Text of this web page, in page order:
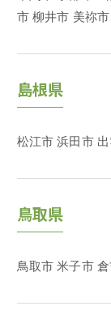
市 柳井市 美祢市
島根県
松江市 浜田市
鳥取県
鳥取市 米子市